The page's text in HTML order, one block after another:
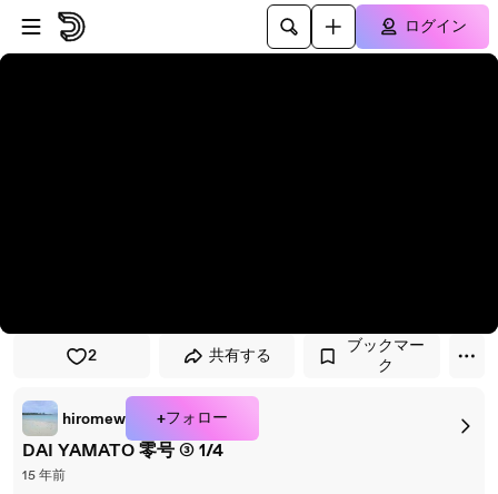
プレイヤーにスキップ
メインコンテンツにスキップ
ログイン
2 共有する
ブックマー
ク
hiromew +フォロー
DAI YAMATO 零号 ③ 1/4
15 年前